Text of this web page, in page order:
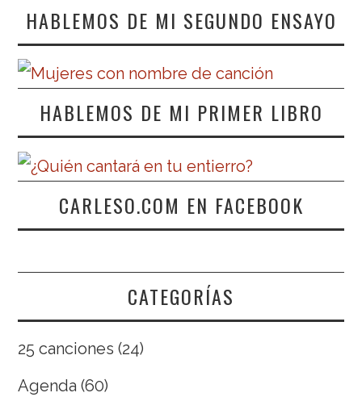
HABLEMOS DE MI SEGUNDO ENSAYO
HABLEMOS DE MI PRIMER LIBRO
CARLESO.COM EN FACEBOOK
CATEGORÍAS
25 canciones (24)
Agenda (60)